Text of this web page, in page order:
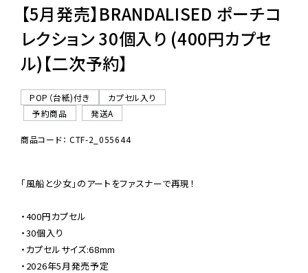
06-6282-7659
【5月発売】BRANDALISED ポーチコ
レクション 30個入り (400円カプセ
ル)【二次予約】
POP（台紙)付き
カプセル入り
予約商品
発送A
商品コード： CTF-2_055644
「風船と少女」のアートをファスナーで再現！
・400円カプセル
・30個入り
・カプセルサイズ:68mm
・2026年5月発売予定